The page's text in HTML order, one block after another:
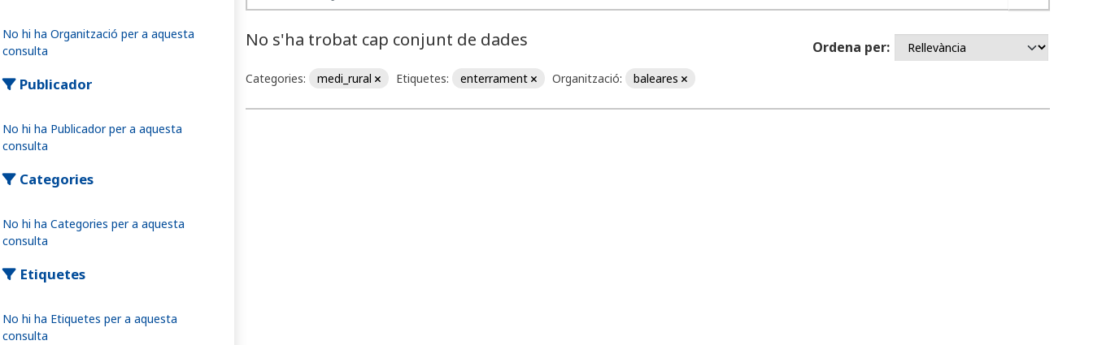
No hi ha Organització per a aquesta
consulta
Publicador
No hi ha Publicador per a aquesta
consulta
Categories
No hi ha Categories per a aquesta
consulta
Etiquetes
No hi ha Etiquetes per a aquesta
consulta
Ordena per
No s'ha trobat cap conjunt de dades
Categories: medi_rural Etiquetes: enterrament Organització: baleares